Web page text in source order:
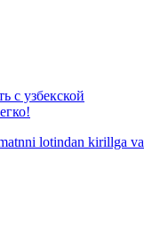
с узбекской
lotindan kirillga va